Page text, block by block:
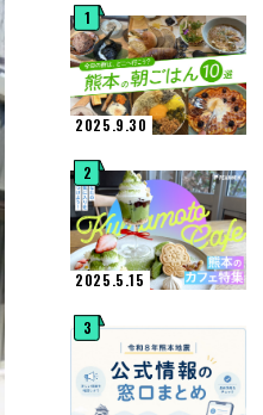
1
2025.9.30
2
2025.5.15
3